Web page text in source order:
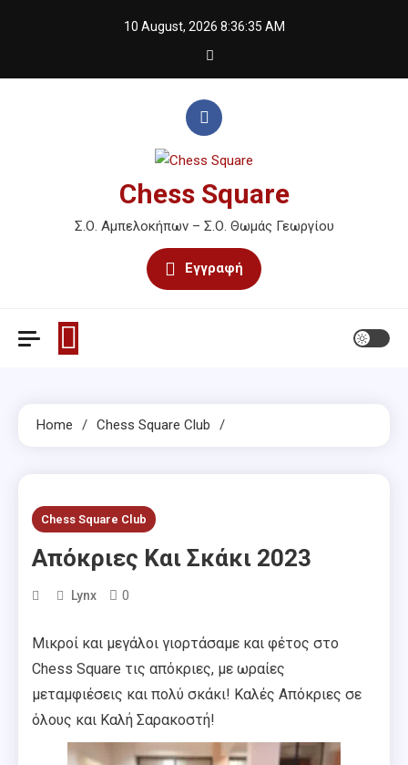
10 August, 2026 8:36:36 AM
Chess Square
Σ.Ο. Αμπελοκήπων – Σ.Ο. Θωμάς Γεωργίου
Εγγραφή
Home Chess Square Club
Chess Square Club
Απόκριες Και Σκάκι 2023
Lynx 0
Μικροί και μεγάλοι γιορτάσαμε και φέτος στο
Chess Square τις απόκριες, με ωραίες
μεταμφιέσεις και πολύ σκάκι! Καλές Απόκριες σε
όλους και Καλή Σαρακοστή!